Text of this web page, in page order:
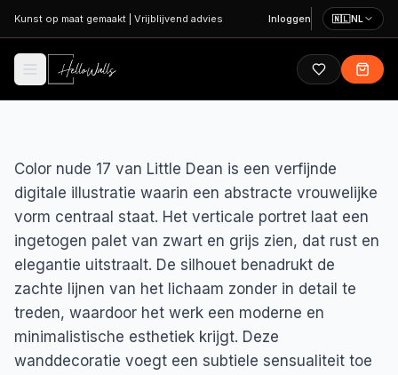
Ga naar hoofdinhoud
Kunst op maat gemaakt Vrijblijvend advies Inloggen 🇳🇱NL
Color nude 17 van Little Dean is een verfijnde
digitale illustratie waarin een abstracte vrouwelijke
vorm centraal staat. Het verticale portret laat een
ingetogen palet van zwart en grijs zien, dat rust en
elegantie uitstraalt. De silhouet benadrukt de
zachte lijnen van het lichaam zonder in detail te
treden, waardoor het werk een moderne en
minimalistische esthetiek krijgt. Deze
wanddecoratie voegt een subtiele sensualiteit toe